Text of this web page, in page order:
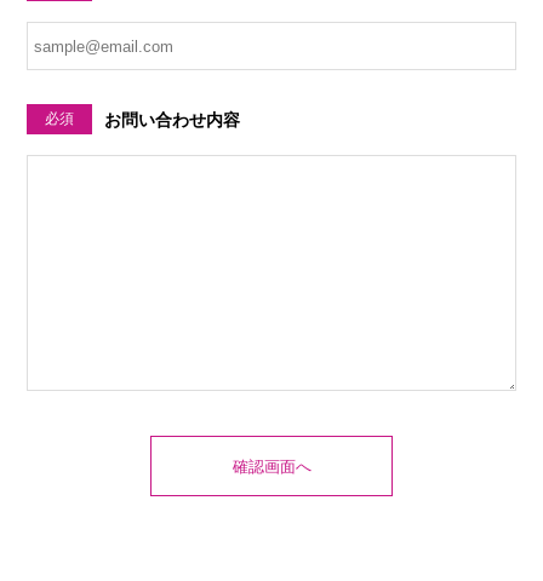
必須 お問い合わせ内容